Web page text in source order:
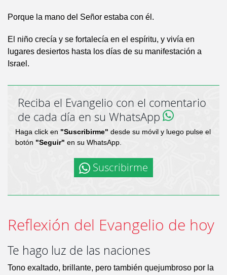
Porque la mano del Señor estaba con él.
El niño crecía y se fortalecía en el espíritu, y vivía en
lugares desiertos hasta los días de su manifestación a
Israel.
Reciba el Evangelio con el comentario
de cada día en su WhatsApp
Haga click en "Suscribirme" desde su móvil y luego pulse el
botón "Seguir" en su WhatsApp.
Suscribirme
Reflexión del Evangelio de hoy
Te hago luz de las naciones
Tono exaltado, brillante, pero también quejumbroso por la